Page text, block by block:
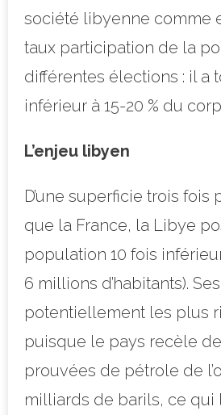
société libyenne comme
taux participation de la
différentes élections : il a
inférieur à 15-20 % du
L’enjeu libyen
D’une superficie trois fois
que la France, la Libye
population 10 fois
6 millions d’habitants).
potentiellement les plus
puisque le pays recèle
prouvées de pétrole de
milliards de barils, ce qui